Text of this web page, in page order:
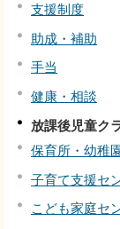
支援制度
助成・補助
手当
健康・相談
放課後児童ク
保育所・幼稚
子育て支援セ
こども家庭セ